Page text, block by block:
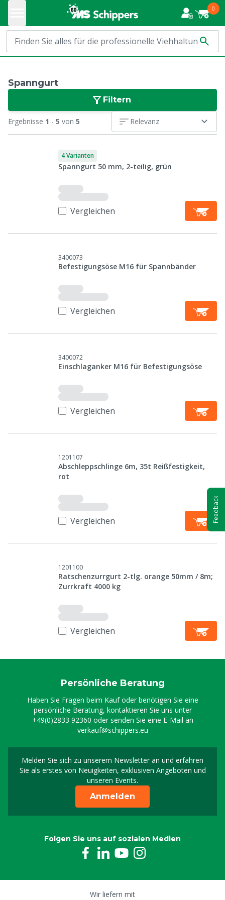
0
Spanngurt
Filtern
Ergebnisse 1 - 5 von 5 Relevanz
4 Varianten
Spanngurt 50 mm, 2-teilig, grün
Vergleichen
3400073
Befestigungsöse M16 für Spannbänder
Vergleichen
3400072
Einschlaganker M16 für Befestigungsöse
Vergleichen
1201107
Abschleppschlinge 6m, 35t Reißfestigkeit,
rot
Vergleichen
1201100
Ratschenzurrgurt 2-tlg. orange 50mm / 8m;
Zurrkraft 4000 kg
Vergleichen
Persönliche Beratung
Haben Sie Fragen beim Kauf oder benötigen Sie eine
persönliche Beratung, kontaktieren Sie uns unter
+49(0)2833 92360 oder senden Sie eine E-Mail an
verkauf@schippers.eu
Melden Sie sich zu unserem Newsletter an und erfahren
Sie als erstes von Neuigkeiten, exklusiven Angeboten und
unseren Events.
Melden Sie sich für
Anmelden
Folgen Sie uns auf sozialen Medien
Wir liefern mit
Feedback